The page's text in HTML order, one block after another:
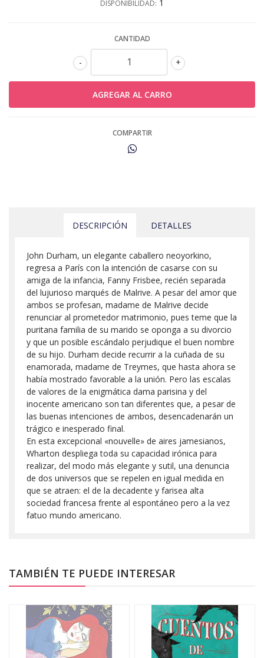
DISPONIBILIDAD: 1
CANTIDAD
+
-
COMPARTIR
DESCRIPCIÓN DETALLES
John Durham, un elegante caballero neoyorkino,
regresa a París con la intención de casarse con su
amiga de la infancia, Fanny Frisbee, recién separada
del lujurioso marqués de Malrive. A pesar del amor que
ambos se profesan, madame de Malrive decide
renunciar al prometedor matrimonio, pues teme que la
puritana familia de su marido se oponga a su divorcio
y que un posible escándalo perjudique el buen nombre
de su hijo. Durham decide recurrir a la cuñada de su
enamorada, madame de Treymes, que hasta ahora se
había mostrado favorable a la unión. Pero las escalas
de valores de la enigmática dama parisina y del
inocente americano son tan diferentes que, a pesar de
las buenas intenciones de ambos, desencadenarán un
trágico e inesperado final.
En esta excepcional «nouvelle» de aires jamesianos,
Wharton despliega toda su capacidad irónica para
realizar, del modo más elegante y sutil, una denuncia
de dos universos que se repelen en igual medida en
que se atraen: el de la decadente y farisea alta
sociedad francesa frente al espontáneo pero a la vez
fatuo mundo americano.
TAMBIÉN TE PUEDE INTERESAR